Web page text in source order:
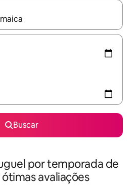
disponíveis, explore-os
Buscar
por temporada de
avaliações